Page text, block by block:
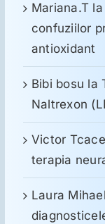
Mariana.T
confuziilor
antioxidant
Bibi bosu la
Naltrexon
Victor
terapia
Laura